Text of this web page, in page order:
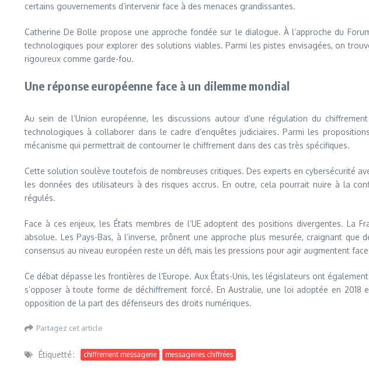
certains gouvernements d’intervenir face à des menaces grandissantes.
Catherine De Bolle propose une approche fondée sur le dialogue. À l’approche du
technologiques pour explorer des solutions viables. Parmi les pistes envisagées, on
rigoureux comme garde-fou.
Une réponse européenne face à un dilemme mondial
Au sein de l’Union européenne, les discussions autour d’une régulation du
technologiques à collaborer dans le cadre d’enquêtes judiciaires. Parmi les
mécanisme qui permettrait de contourner le chiffrement dans des cas très spécifiques.
Cette solution soulève toutefois de nombreuses critiques. Des experts en cybersécurité
les données des utilisateurs à des risques accrus. En outre, cela pourrait nuire à la
régulés.
Face à ces enjeux, les États membres de l’UE adoptent des positions divergentes.
absolue. Les Pays-Bas, à l’inverse, prônent une approche plus mesurée, craignant
consensus au niveau européen reste un défi, mais les pressions pour agir augmentent
Ce débat dépasse les frontières de l’Europe. Aux États-Unis, les législateurs ont
s’opposer à toute forme de déchiffrement forcé. En Australie, une loi adoptée en
opposition de la part des défenseurs des droits numériques.
Partagez cet article
Étiquetté : chiffrement messagerie messageries chiffrées